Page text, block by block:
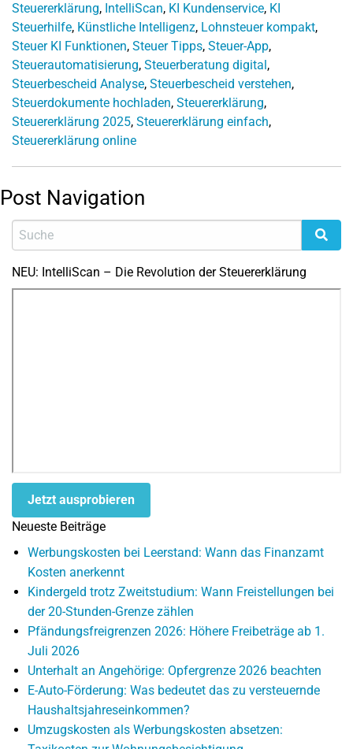
Steuererklärung, IntelliScan, KI Kundenservice, KI
Steuerhilfe, Künstliche Intelligenz, Lohnsteuer kompakt,
Steuer KI Funktionen, Steuer Tipps, Steuer-App,
Steuerautomatisierung, Steuerberatung digital,
Steuerbescheid Analyse, Steuerbescheid verstehen,
Steuerdokumente hochladen, Steuererklärung,
Steuererklärung 2025, Steuererklärung einfach,
Steuererklärung online
Post Navigation
NEU: IntelliScan – Die Revolution der Steuererklärung
Jetzt ausprobieren
Neueste Beiträge
Werbungskosten bei Leerstand: Wann das Finanzamt
Kosten anerkennt
Kindergeld trotz Zweitstudium: Wann Freistellungen bei
der 20-Stunden-Grenze zählen
Pfändungsfreigrenzen 2026: Höhere Freibeträge ab 1.
Juli 2026
Unterhalt an Angehörige: Opfergrenze 2026 beachten
E-Auto-Förderung: Was bedeutet das zu versteuernde
Haushaltsjahreseinkommen?
Umzugskosten als Werbungskosten absetzen: